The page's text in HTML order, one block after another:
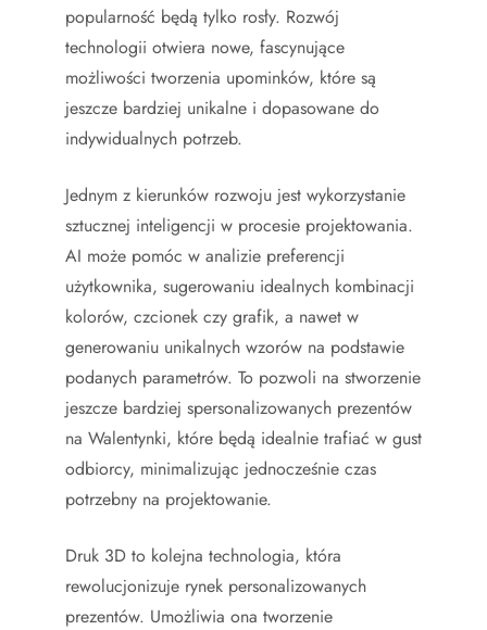
popularność będą tylko rosły. Rozwój
technologii otwiera nowe, fascynujące
możliwości tworzenia upominków, które są
jeszcze bardziej unikalne i dopasowane do
indywidualnych potrzeb.
Jednym z kierunków rozwoju jest wykorzystanie
sztucznej inteligencji w procesie projektowania.
AI może pomóc w analizie preferencji
użytkownika, sugerowaniu idealnych kombinacji
kolorów, czcionek czy grafik, a nawet w
generowaniu unikalnych wzorów na podstawie
podanych parametrów. To pozwoli na stworzenie
jeszcze bardziej spersonalizowanych prezentów
na Walentynki, które będą idealnie trafiać w gust
odbiorcy, minimalizując jednocześnie czas
potrzebny na projektowanie.
Druk 3D to kolejna technologia, która
rewolucjonizuje rynek personalizowanych
prezentów. Umożliwia ona tworzenie